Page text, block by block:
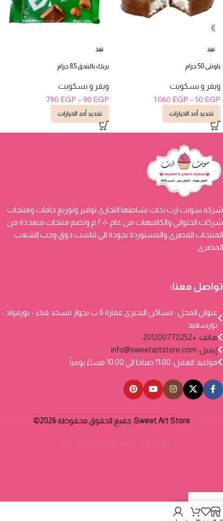
نفذ
باونتى 50 جرام
ويفر و بسكويت
50 EGP
–
1.060 EGP
تحديد أحد الخيارات
نفذ
بريك بالبندق 85 جرام
ويفر و بسكويت
90 EGP
–
790 EGP
تحديد أحد الخيارات
شركة سويت ارت بدات نشاطها التجاري توفير وتوزيع خامات ومنتجات
شركات الحلواني والكافيهات من عام ٢٠١٠ م وتضم منتجات متعددة من
المنتجات المصرى والمستوردة بجودة الي تناسب ذوق وحب الشعب
المصرى
تواصل معنا:
عنوان المحل : مساكن البحيري عمارة 6 ب بجوار مسجد قباء - بورفواد -
بورسعيد
هاتف: +201200778252
إيميل: info@sweetartstore.com
مواعيد العمل: 11:00 صباحا الي 10:00 مساءً يومياً
Sweet Art Store. جميع الحقوق محفوظة 2026©